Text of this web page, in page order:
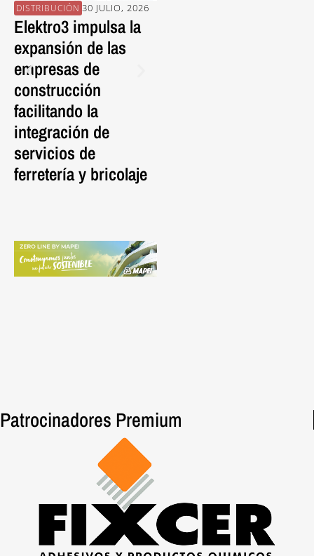
DISTRIBUCIÓN 30 JULIO, 2026
Elektro3 impulsa la
expansión de las
empresas de
construcción
facilitando la
integración de
servicios de
ferretería y bricolaje
Patrocinadores Premium